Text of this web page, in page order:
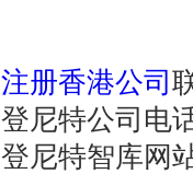
注册香港公司
登尼特公司电
登尼特智库网